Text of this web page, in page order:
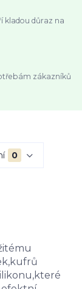
kladou důraz na
zákazníků
0